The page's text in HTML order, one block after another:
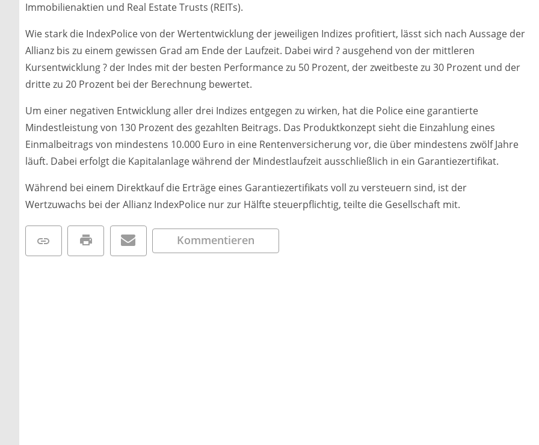
Immobilienaktien und Real Estate Trusts (REITs).
Wie stark die IndexPolice von der Wertentwicklung der jeweiligen Indizes profitiert, lässt sich nach Aussage der
Allianz bis zu einem gewissen Grad am Ende der Laufzeit. Dabei wird ? ausgehend von der mittleren
Kursentwicklung ? der Indes mit der besten Performance zu 50 Prozent, der zweitbeste zu 30 Prozent und der
dritte zu 20 Prozent bei der Berechnung bewertet.
Um einer negativen Entwicklung aller drei Indizes entgegen zu wirken, hat die Police eine garantierte
Mindestleistung von 130 Prozent des gezahlten Beitrags. Das Produktkonzept sieht die Einzahlung eines
Einmalbeitrags von mindestens 10.000 Euro in eine Rentenversicherung vor, die über mindestens zwölf Jahre
läuft. Dabei erfolgt die Kapitalanlage während der Mindestlaufzeit ausschließlich in ein Garantiezertifikat.
Während bei einem Direktkauf die Erträge eines Garantiezertifikats voll zu versteuern sind, ist der
Wertzuwachs bei der Allianz IndexPolice nur zur Hälfte steuerpflichtig, teilte die Gesellschaft mit.
Kommentieren